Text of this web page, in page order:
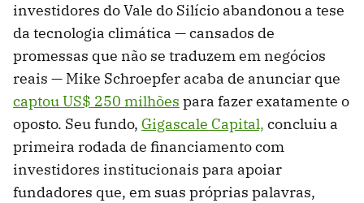
investidores do Vale do Silício abandonou a tese
da tecnologia climática — cansados ​​de
promessas que não se traduzem em negócios
reais — Mike Schroepfer acaba de anunciar que
captou US$ 250 milhões para fazer exatamente o
oposto. Seu fundo, Gigascale Capital, concluiu a
primeira rodada de financiamento com
investidores institucionais para apoiar
fundadores que, em suas próprias palavras,